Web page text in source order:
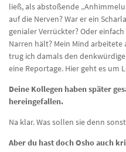
ließ, als abstoßende
auf die Nerven? War er ein
genialer Verrückter? Oder
Narren hält? Mein Mind
trug ich damals den
eine Reportage. Hier geht es um
Deine Kollegen haben später
hereingefallen.
Na klar. Was sollen sie denn
Aber du hast doch Osho auch